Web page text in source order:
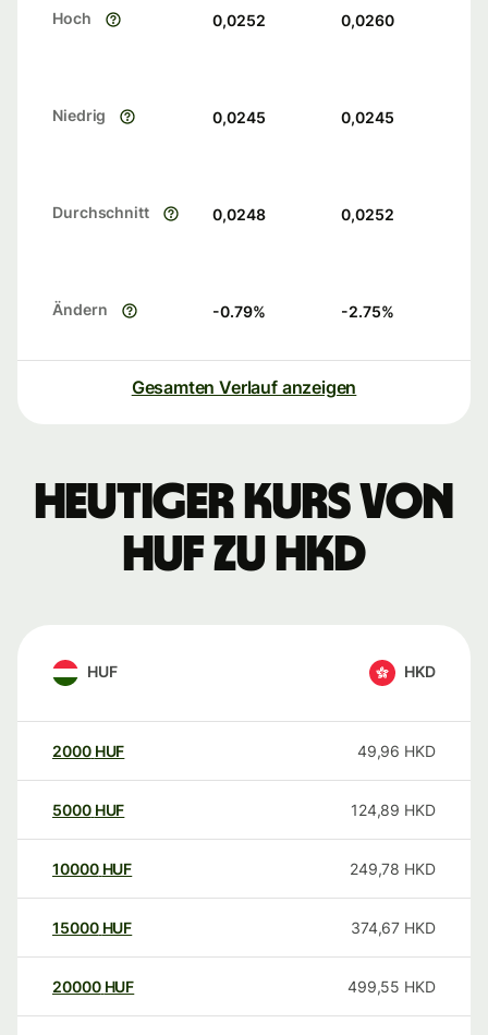
Hoch 0,0252 0,0260
Niedrig 0,0245 0,0245
Durchschnitt 0,0248 0,0252
Ändern -0.79% -2.75%
Gesamten Verlauf anzeigen
Heutiger Kurs von
HUF zu HKD
HUF HKD
2000 HUF 49,96 HKD
5000 HUF 124,89 HKD
10000 HUF 249,78 HKD
15000 HUF 374,67 HKD
20000 HUF 499,55 HKD